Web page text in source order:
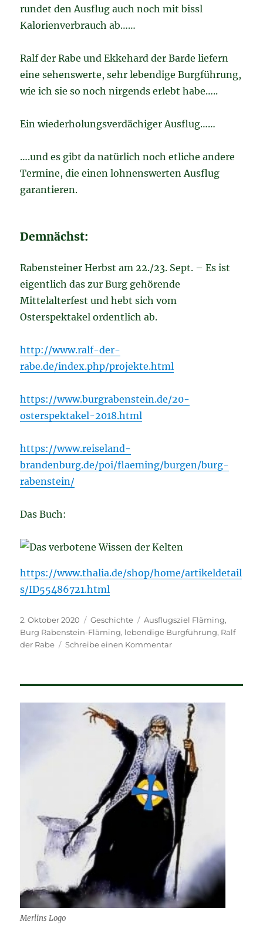
rundet den Ausflug auch noch mit bissl
Kalorienverbrauch ab……
Ralf der Rabe und Ekkehard der Barde liefern
eine sehenswerte, sehr lebendige Burgführung,
wie ich sie so noch nirgends erlebt habe…..
Ein wiederholungsverdächiger Ausflug……
….und es gibt da natürlich noch etliche andere
Termine, die einen lohnenswerten Ausflug
garantieren.
Demnächst:
Rabensteiner Herbst am 22./23. Sept. – Es ist
eigentlich das zur Burg gehörende
Mittelalterfest und hebt sich vom
Osterspektakel ordentlich ab.
http://www.ralf-der-
rabe.de/index.php/projekte.html
https://www.burgrabenstein.de/20-
osterspektakel-2018.html
https://www.reiseland-
brandenburg.de/poi/flaeming/burgen/burg-
rabenstein/
Das Buch:
https://www.thalia.de/shop/home/artikeldetail
s/ID55486721.html
Veröffentlicht
am
2. Oktober 2020 Kategorien
Geschichte Schlagwörter
Ausflugsziel Fläming,
Burg Rabenstein-Fläming, lebendige Burgführung, Ralf
der Rabe
Schreibe einen Kommentarzu
Rabenstein
Merlins Logo